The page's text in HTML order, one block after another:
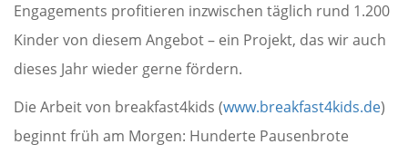
Engagements profitieren inzwischen täglich rund 1.200
Kinder von diesem Angebot – ein Projekt, das wir auch
dieses Jahr wieder gerne fördern.
Die Arbeit von breakfast4kids (www.breakfast4kids.de)
beginnt früh am Morgen: Hunderte Pausenbrote